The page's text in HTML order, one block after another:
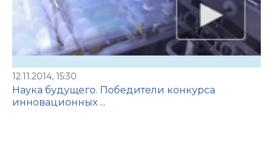
12.11.2014, 15:30
Наука будущего. Победители конкурса
инновационных ...